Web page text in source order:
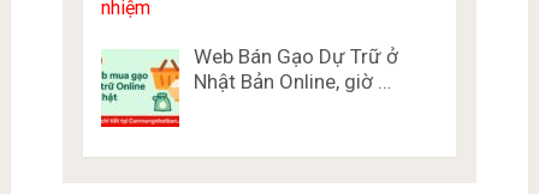
Web Bán Gạo Dự Trữ ở
Nhật Bản Online, giờ …